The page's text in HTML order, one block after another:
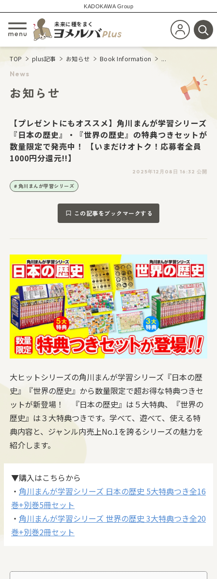
KADOKAWA Group
メニューを開閉する
未来に種をまく
新規会員登
検
TOP plus記事 お知らせ Book Information ...
News
お知らせ
【プレゼントにもオススメ】角川まんが学習シリーズ
『日本の歴史』・『世界の歴史』の特典つきセットが
数量限定で発売中！ 【いまだけオトク！応募者全員
1000円分還元!!】
2025年12月08日 16:32 公開
角川まんが学習シリーズ
この記事をブックマークする
大ヒットシリーズの角川まんが学習シリーズ『日本の歴
史』『世界の歴史』から数量限定で超お得な特典つきセ
ットが新登場！ 『日本の歴史』は５大特典、『世界の
歴史』は３大特典つきです。学べて、遊べて、使える特
典内容と、ジャンル内売上No.1を誇るシリーズの魅力を
紹介します。
▼購入はこちらから
・ 角川まんが学習シリーズ 日本の歴史 5大特典つき全16
巻+別巻5冊セット
・ 角川まんが学習シリーズ 世界の歴史 3大特典つき全20
巻+別巻2冊セット